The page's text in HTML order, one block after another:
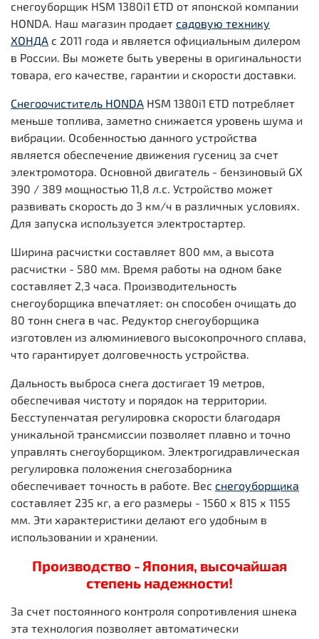
снегоуборщик HSM 1380i1 ETD от японской компании
HONDA. Наш магазин продает садовую технику
ХОНДА с 2011 года и является официальным дилером
в России. Вы можете быть уверены в оригинальности
товара, его качестве, гарантии и скорости доставки.
Снегоочиститель HONDA HSM 1380i1 ETD потребляет
меньше топлива, заметно снижается уровень шума и
вибрации. Особенностью данного устройства
является обеспечение движения гусениц за счет
электромотора. Основной двигатель - бензиновый GX
390 / 389 мощностью 11,8 л.с. Устройство может
развивать скорость до 3 км/ч в различных условиях.
Для запуска используется электростартер.
Ширина расчистки составляет 800 мм, а высота
расчистки - 580 мм. Время работы на одном баке
составляет 2,3 часа. Производительность
снегоуборщика впечатляет: он способен очищать до
80 тонн снега в час. Редуктор снегоуборщика
изготовлен из алюминиевого высокопрочного сплава,
что гарантирует долговечность устройства.
Дальность выброса снега достигает 19 метров,
обеспечивая чистоту и порядок на территории.
Бесступенчатая регулировка скорости благодаря
уникальной трансмиссии позволяет плавно и точно
управлять снегоуборщиком. Электрогидравлическая
регулировка положения снегозаборника
обеспечивает точность в работе. Вес снегоуборщика
составляет 235 кг, а его размеры - 1560 х 815 х 1155
мм. Эти характеристики делают его удобным в
использовании и хранении.
Производство - Япония, высочайшая
степень надежности!
За счет постоянного контроля сопротивления шнека
эта технология позволяет автоматически